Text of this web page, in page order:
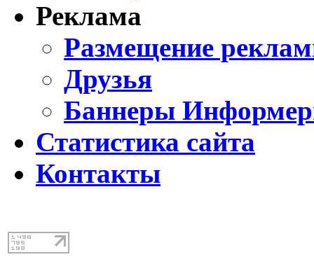
Реклама
Размещение
Друзья
Баннеры
Статистика сайта
Контакты